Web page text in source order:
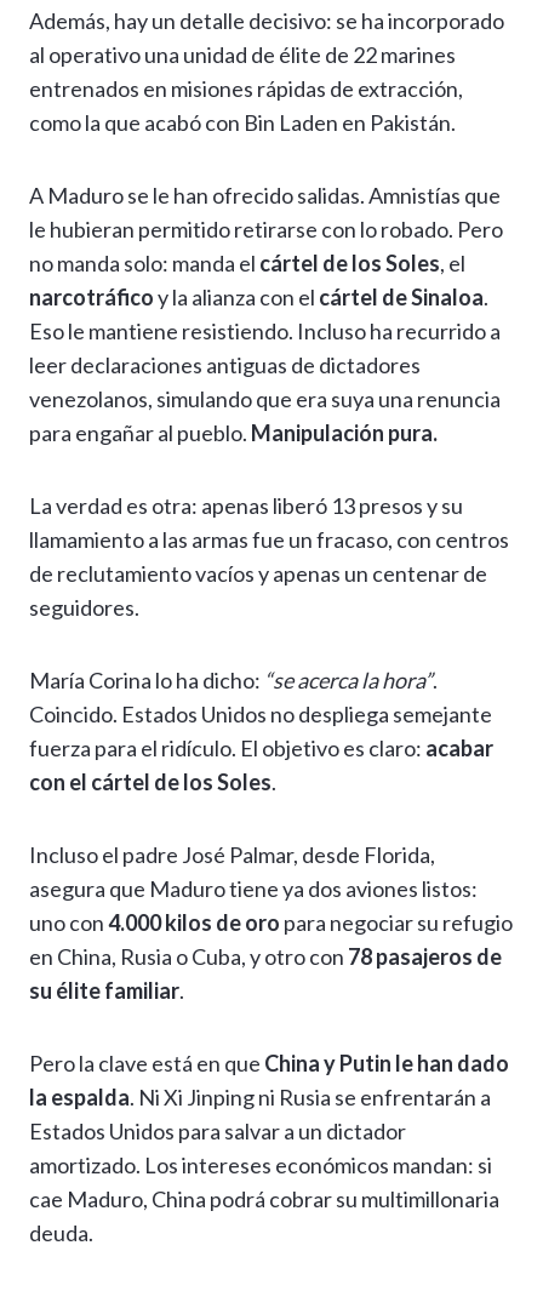
Además, hay un detalle decisivo: se ha incorporado
al operativo una unidad de élite de 22 marines
entrenados en misiones rápidas de extracción,
como la que acabó con Bin Laden en Pakistán.
A Maduro se le han ofrecido salidas. Amnistías que
le hubieran permitido retirarse con lo robado. Pero
no manda solo: manda el cártel de los Soles, el
narcotráficoy la alianza con el cártel de Sinaloa.
Eso le mantiene resistiendo. Incluso ha recurrido a
leer declaraciones antiguas de dictadores
venezolanos, simulando que era suya una renuncia
para engañar al pueblo. Manipulación pura.
La verdad es otra: apenas liberó 13 presos y su
llamamiento a las armas fue un fracaso, con centros
de reclutamiento vacíos y apenas un centenar de
seguidores.
María Corina lo ha dicho: “se acerca la hora”.
Coincido. Estados Unidos no despliega semejante
fuerza para el ridículo. El objetivo es claro: acabar
con el cártel de los Soles.
Incluso el padre José Palmar, desde Florida,
asegura que Maduro tiene ya dos aviones listos:
uno con4.000 kilos de oro para negociar su refugio
en China, Rusia o Cuba, y otro con 78 pasajeros de
su élite familiar.
Pero la clave está en que China y Putin le han dado
la espalda. Ni Xi Jinping ni Rusia se enfrentarán a
Estados Unidos para salvar a un dictador
amortizado. Los intereses económicos mandan: si
cae Maduro, China podrá cobrar su multimillonaria
deuda.